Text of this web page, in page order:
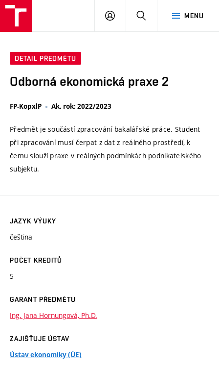
MENU
PŘIHLÁSIT
DETAIL PŘEDMĚTU
Odborná ekonomická praxe 2
FP-KopxlP Ak. rok: 2022/2023
Předmět je součástí zpracování bakalářské práce. Student
při zpracování musí čerpat z dat z reálného prostředí, k
čemu slouží praxe v reálných podmínkách podnikatelského
subjektu.
JAZYK VÝUKY
čeština
POČET KREDITŮ
5
GARANT PŘEDMĚTU
Ing. Jana Hornungová, Ph.D.
ZAJIŠŤUJE ÚSTAV
Ústav ekonomiky (ÚE)